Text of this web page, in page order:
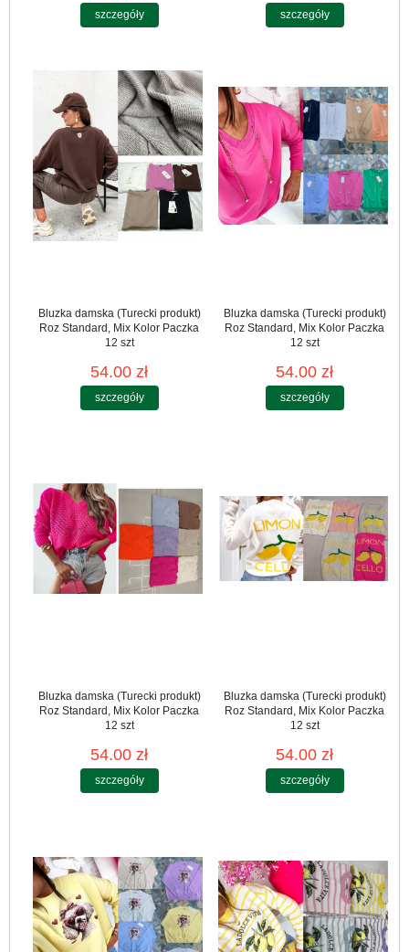
szczegóły szczegóły
Bluzka damska (Turecki produkt)
Roz Standard, Mix Kolor Paczka
12 szt
54.00 zł
szczegóły
Bluzka damska (Turecki produkt)
Roz Standard, Mix Kolor Paczka
12 szt
54.00 zł
szczegóły
Bluzka damska (Turecki produkt)
Roz Standard, Mix Kolor Paczka
12 szt
54.00 zł
szczegóły
Bluzka damska (Turecki produkt)
Roz Standard, Mix Kolor Paczka
12 szt
54.00 zł
szczegóły